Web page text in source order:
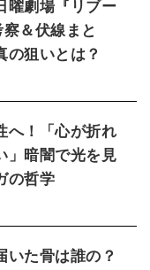
曜劇場『リブー
＆伏線まと
の狙いとは？
へ！「心が折れ
」暗闇で光を見
の哲学
いた骨は誰の？